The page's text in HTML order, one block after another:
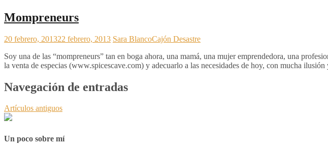
Mompreneurs
20 febrero, 201322 febrero, 2013 Sara BlancoCajón Desastre
Soy una de las “mompreneurs” tan en boga ahora, una mamá, una mujer emprendedora, una
la venta de especias (www.spicescave.com) y adecuarlo a las necesidades de hoy, con mucha
Navegación de entradas
Artículos antiguos
Un poco sobre mí